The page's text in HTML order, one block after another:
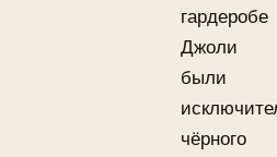
гардеробе
Джоли
были
чёрного